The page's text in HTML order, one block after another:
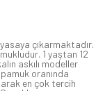
çıkarmaktadır.
1 yaştan 12
askılı modeller
oranında
en çok tercih